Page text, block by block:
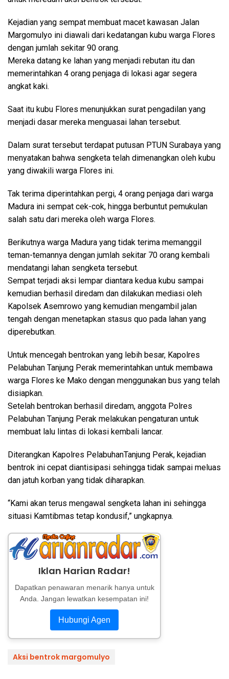
Kejadian yang sempat membuat macet kawasan Jalan
Margomulyo ini diawali dari kedatangan kubu warga Flores
dengan jumlah sekitar 90 orang.
Mereka datang ke lahan yang menjadi rebutan itu dan
memerintahkan 4 orang penjaga di lokasi agar segera
angkat kaki.
Saat itu kubu Flores menunjukkan surat pengadilan yang
menjadi dasar mereka menguasai lahan tersebut.
Dalam surat tersebut terdapat putusan PTUN Surabaya yang
menyatakan bahwa sengketa telah dimenangkan oleh kubu
yang diwakili warga Flores ini.
Tak terima diperintahkan pergi, 4 orang penjaga dari warga
Madura ini sempat cek-cok, hingga berbuntut pemukulan
salah satu dari mereka oleh warga Flores.
Berikutnya warga Madura yang tidak terima memanggil
teman-temannya dengan jumlah sekitar 70 orang kembali
mendatangi lahan sengketa tersebut.
Sempat terjadi aksi lempar diantara kedua kubu sampai
kemudian berhasil diredam dan dilakukan mediasi oleh
Kapolsek Asemrowo yang kemudian mengambil jalan
tengah dengan menetapkan stasus quo pada lahan yang
diperebutkan.
Untuk mencegah bentrokan yang lebih besar, Kapolres
Pelabuhan Tanjung Perak memerintahkan untuk membawa
warga Flores ke Mako dengan menggunakan bus yang telah
disiapkan.
Setelah bentrokan berhasil diredam, anggota Polres
Pelabuhan Tanjung Perak melakukan pengaturan untuk
membuat lalu lintas di lokasi kembali lancar.
Diterangkan Kapolres PelabuhanTanjung Perak, kejadian
bentrok ini cepat diantisipasi sehingga tidak sampai meluas
dan jatuh korban yang tidak diharapkan.
“Kami akan terus mengawal sengketa lahan ini sehingga
situasi Kamtibmas tetap kondusif,” ungkapnya.
Iklan Harian Radar!
Dapatkan penawaran menarik hanya untuk
Anda. Jangan lewatkan kesempatan ini!
Hubungi Agen
Aksi bentrok margomulyo